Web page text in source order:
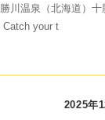
温泉（北海道）
Catch your t
2025年